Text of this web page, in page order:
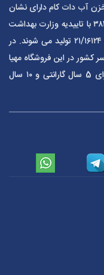
آب دات کام دارای نشان
ملی استاندارد ایران می باشند و از پلی اتیلن ۳۸۴۰ با تاییدیه وزارت بهداشت
درمان و آموزش پزشکی با شماره پروانه ساخت ۲۱/۱۶۱۲۴ تولید می شوند. در
کشور در این فروشگاه مهیا
شده است. مانند گذشته کلیه محصولاتمان دارای 5 سال گارانتی و ۱۰ سال